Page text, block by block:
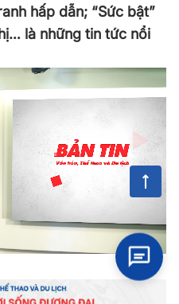
hấp dẫn; “Sức bật”
là những tin tức nổi